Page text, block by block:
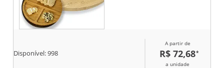
Disponível:998
A partir de
R$ 72,68*
a unidade